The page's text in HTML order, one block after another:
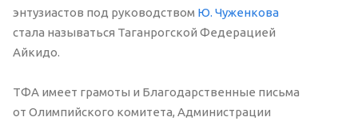
энтузиастов под руководством Ю. Чуженкова
стала называться Таганрогской Федерацией
Айкидо.
ТФА имеет грамоты и Благодарственные письма
от Олимпийского комитета, Администрации